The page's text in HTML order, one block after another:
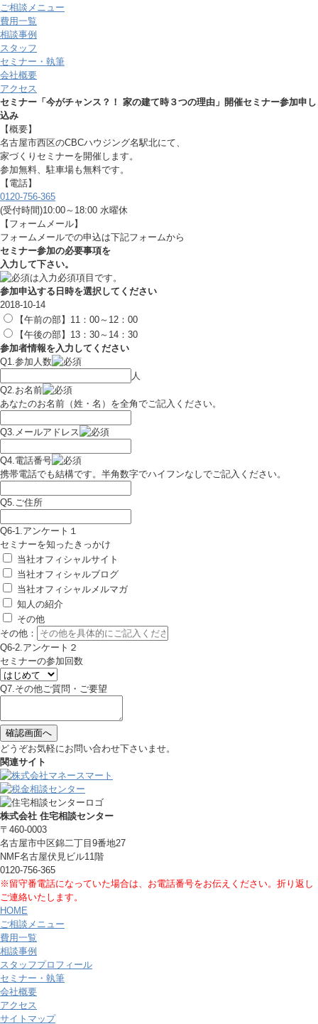
ご相談メニュー
費用一覧
相談事例
スタッフ
セミナー・執筆
会社概要
アクセス
セミナー「今がチャンス？！ 家の建て時３つの理由」開催セミナー参加申し
込み
【概要】
名古屋市西区のCBCハウジング名駅北にて、
家づくりセミナーを開催します。
参加無料、駐車場も無料です。
【電話】
0120-756-365
(受付時間)10:00～18:00 水曜休
【フォームメール】
フォームメールでの申込は下記フォームから
セミナー参加の必要事項を
入力して下さい。
は入力必須項目です。
参加申込する日時を選択してください
2018-10-14
【午前の部】11：00～12：00
【午後の部】13：30～14：30
参加者情報を入力してください
Q1.参加人数
人
Q2.お名前
あなたのお名前（姓・名）を全角でご記入ください。
Q3.メールアドレス
Q4.電話番号
携帯電話でも結構です。半角数字でハイフンなしでご記入ください。
Q5.ご住所
Q6-1.アンケート１
セミナーを知ったきっかけ
当社オフィシャルサイト
当社オフィシャルブログ
当社オフィシャルメルマガ
知人の紹介
その他
その他：
Q6-2.アンケート２
セミナーの参加回数
Q7.その他ご質問・ご要望
どうぞお気軽にお問い合わせ下さいませ。
関連サイト
株式会社 住宅相談センター
〒460-0003
名古屋市中区錦二丁目9番地27
NMF名古屋伏見ビル11階
0120-756-365
※留守番電話になっていた場合は、お電話番号をお伝えください。折り返し
ご連絡いたします。
HOME
ご相談メニュー
費用一覧
相談事例
スタッフプロフィール
セミナー・執筆
会社概要
アクセス
サイトマップ